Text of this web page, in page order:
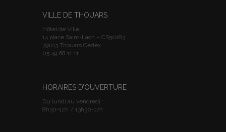
VILLE DE THOUARS
Hôtel de Ville
14 place Saint-Laon – CS50183
79103 Thouars Cedex
05.49.68.11.11
HORAIRES D’OUVERTURE
Du lundi au vendredi :
8h30-12h / 13h30-17h